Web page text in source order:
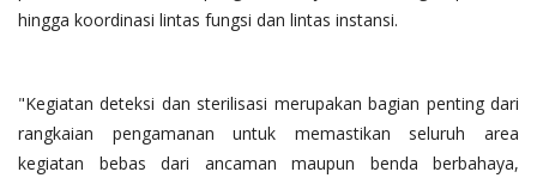
hingga koordinasi lintas fungsi dan lintas instansi.
"Kegiatan deteksi dan sterilisasi merupakan bagian penting dari
rangkaian pengamanan untuk memastikan seluruh area
kegiatan bebas dari ancaman maupun benda berbahaya,